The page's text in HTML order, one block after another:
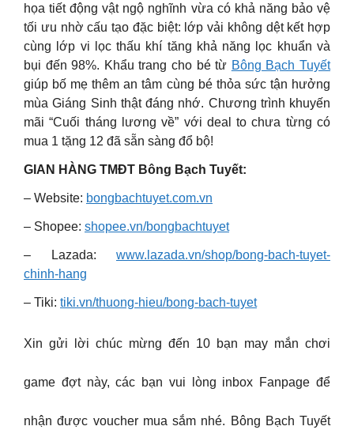
họa tiết động vật ngộ nghĩnh vừa có khả năng bảo vệ
tối ưu nhờ cấu tạo đặc biệt: lớp vải không dệt kết hợp
cùng lớp vi lọc thấu khí tăng khả năng lọc khuẩn và
bụi đến 98%. Khẩu trang cho bé từ Bông Bạch Tuyết
giúp bố mẹ thêm an tâm cùng bé thỏa sức tận hưởng
mùa Giáng Sinh thật đáng nhớ. Chương trình khuyến
mãi “Cuối tháng lương về” với deal to chưa từng có
mua 1 tặng 12 đã sẵn sàng đổ bộ!
GIAN HÀNG TMĐT Bông Bạch Tuyết:
– Website: bongbachtuyet.com.vn
– Shopee: shopee.vn/bongbachtuyet
– Lazada: www.lazada.vn/shop/bong-bach-tuyet-
chinh-hang
– Tiki: tiki.vn/thuong-hieu/bong-bach-tuyet
Xin gửi lời chúc mừng đến 10 bạn may mắn chơi
game đợt này, các bạn vui lòng inbox Fanpage để
nhận được voucher mua sắm nhé. Bông Bạch Tuyết